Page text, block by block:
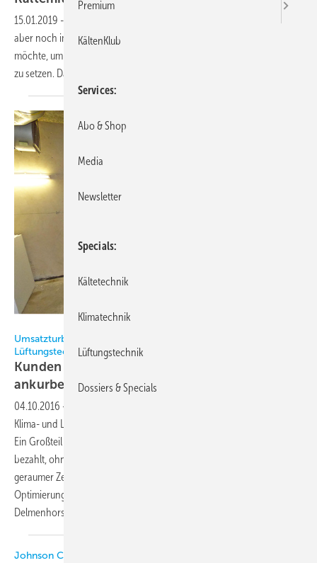
15.01.2019 -
aber noch immer aktuelles Thema, das der ZVKKW nun aktiv angehen
möchte, um dem oftmals eventuell rechtswidrigem Handeln ein Ende
zu setzen. Dafür braucht der Verband Ihre
Umsatzturbo Fördermittel in der Kälte-, Klima- und
Lüftungstechnik
Kunden entlasten und den eigenen Vertrieb
ankurbeln
04.10.2016 -
Klima- und Lüftungsanlagen von Fachbetrieben bei Kunden installiert.
Ein Großteil dieser Anlagen wird dabei vollständig vom Kunden
bezahlt, ohne Fördermittel in Anspruch zu nehmen. Dabei werden seit
geraumer Zeit Fördermittel für Neuanlagen und für die energetische
Optimierung bestehender Anlagen angeboten.
Delmenhorst
Johnson Controls
Premium
KältenKlub
Services
Abo & Shop
Media
Newsletter
Specials
Kältetechnik
Klimatechnik
Lüftungstechnik
Dossiers & Specials